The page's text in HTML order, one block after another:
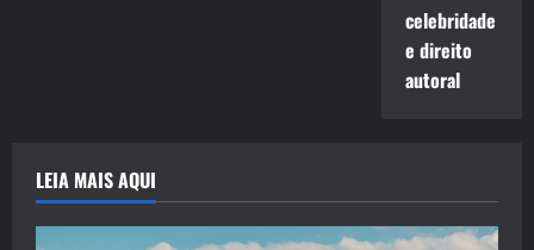
celebridade
e direito
autoral
LEIA MAIS AQUI